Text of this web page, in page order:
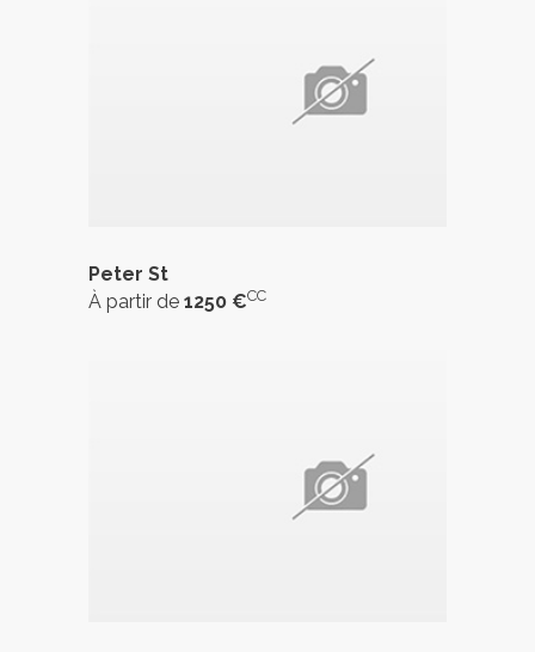
Peter St
À partir de 1250 €CC